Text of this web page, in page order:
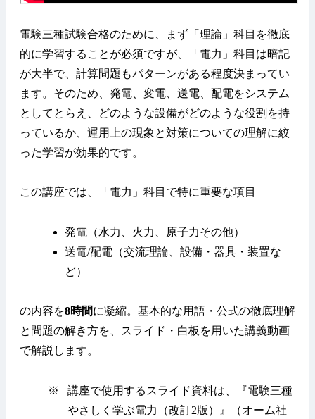
電験三種試験合格のために、まず「理論」科目を徹底
的に学習することが必須ですが、「電力」科目は暗記
が大半で、計算問題もパターンがある程度決まってい
ます。そのため、発電、変電、送電、配電をシステム
としてとらえ、どのような設備がどのような役割を持
っているか、運用上の現象と対策についての理解に絞
った学習が効果的です。
この講座では、「電力」科目で特に重要な項目
発電（水力、火力、原子力その他）
送電/配電（交流理論、設備・器具・装置な
ど）
の内容を8時間に凝縮。基本的な用語・公式の徹底理解
と問題の解き方を、スライド・白板を用いた講義動画
で解説します。
※
講座で使用するスライド資料は、『電験三種
やさしく学ぶ電力（改訂2版）』（オーム社